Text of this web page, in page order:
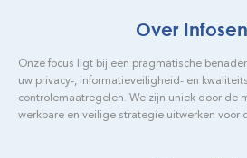
Over
Onze focus ligt bij een pragmatische
uw privacy-, informatieveiligheid- en
controlemaatregelen. We zijn uniek door de
werkbare en veilige strategie uitwerken voor